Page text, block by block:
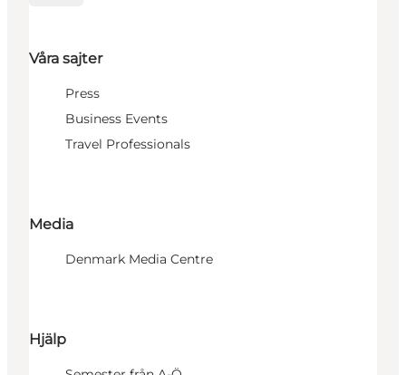
Våra sajter
Press
Business Events
Travel Professionals
Media
Denmark Media Centre
Hjälp